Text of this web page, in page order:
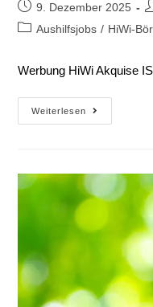
9. Dezember 2025
Aushilfsjobs / HiWi-
Werbung HiWi Akquise
Weiterlesen